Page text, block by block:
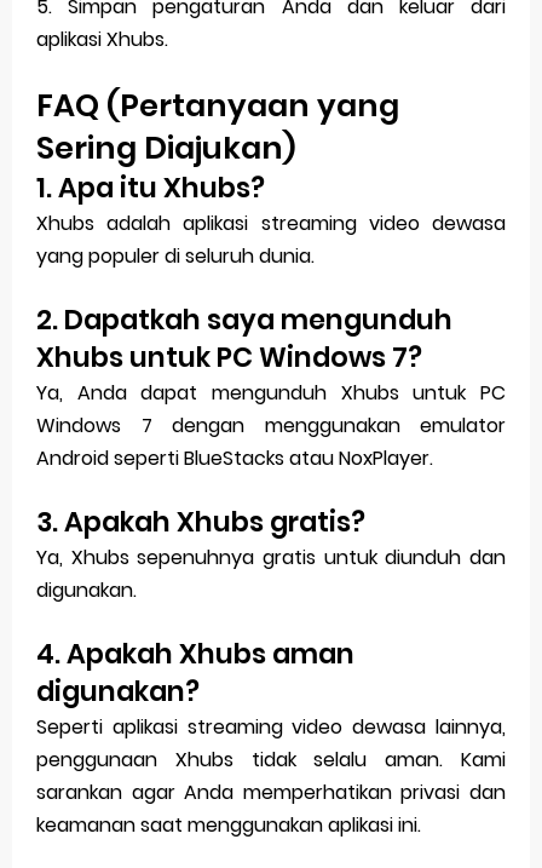
5. Simpan pengaturan Anda dan keluar dari
aplikasi Xhubs.
FAQ (Pertanyaan yang
Sering Diajukan)
1. Apa itu Xhubs?
Xhubs adalah aplikasi streaming video dewasa
yang populer di seluruh dunia.
2. Dapatkah saya mengunduh
Xhubs untuk PC Windows 7?
Ya, Anda dapat mengunduh Xhubs untuk PC
Windows 7 dengan menggunakan emulator
Android seperti BlueStacks atau NoxPlayer.
3. Apakah Xhubs gratis?
Ya, Xhubs sepenuhnya gratis untuk diunduh dan
digunakan.
4. Apakah Xhubs aman
digunakan?
Seperti aplikasi streaming video dewasa lainnya,
penggunaan Xhubs tidak selalu aman. Kami
sarankan agar Anda memperhatikan privasi dan
keamanan saat menggunakan aplikasi ini.